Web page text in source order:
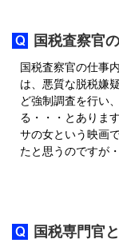
国税査察官
国税査察官の仕事
は、悪質な脱税嫌
ど強制調査を行い
る・・・とありま
サの女という映画
たと思うのですが
国税専門官